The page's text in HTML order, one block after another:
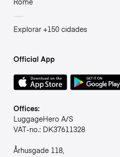
Explorar +150 cidades
Official App
Offices:
LuggageHero A/S
VAT-no.: DK37611328
Århusgade 118,